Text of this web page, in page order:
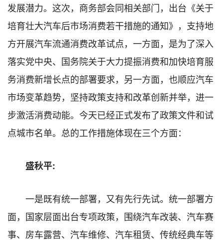
发展潜力。这次，商务部会同相关部门，出台《关于
培育壮大汽车后市场消费若干措施的通知》，支持地
方开展汽车流通消费改革试点，一方面，是为了深入
落实党中央、国务院关于大力提振消费和加快培育服
务消费新增长点的部署要求，另一方面，也顺应汽车
市场变革趋势，坚持政策支持和改革创新并举，进一
步激活消费动能。今天已经正式发布了政策文件和试
点城市名单。总的工作措施体现在三个方面：
盛秋平:
一是既有统一部署，又有先行先试。统一部署方
面，国家层面出台专项政策，围绕汽车改装、汽车赛
事、房车露营、汽车维修、汽车租赁、传统经典车等